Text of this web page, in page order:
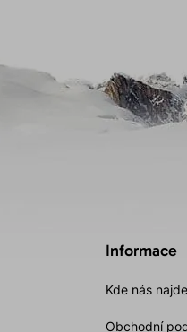
Informace
Kde nás
Obchodní